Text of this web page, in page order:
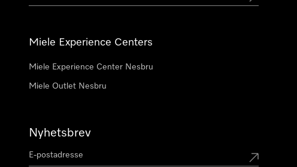
Miele Experience Centers
Miele Experience Center Nesbru
Miele Outlet Nesbru
Nyhetsbrev